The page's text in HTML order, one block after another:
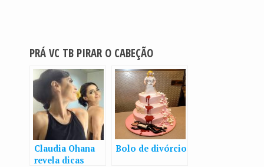
PRÁ VC TB PIRAR O CABEÇÃO
Claudia Ohana
revela dicas
Bolo de divórcio